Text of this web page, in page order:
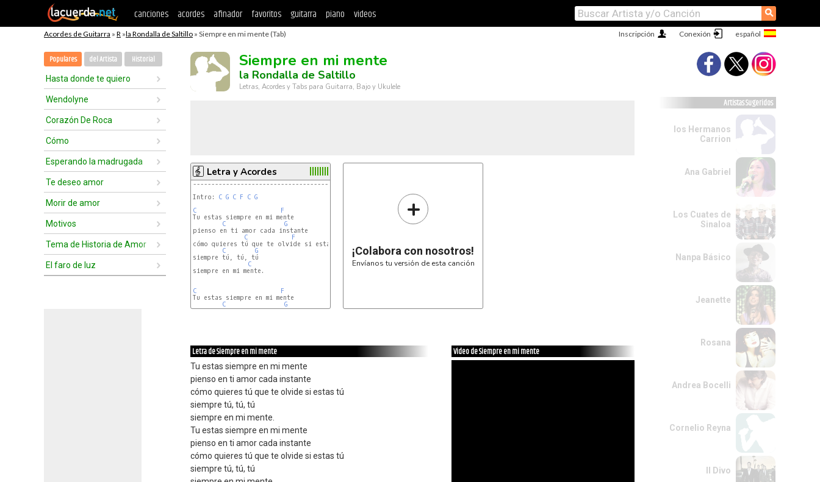
canciones acordes afinador favoritos guitarra piano videos ⚲
Acordes de Guitarra » R »la Rondalla de Saltillo » Siempre en mi mente (Tab) Conexión
Inscripción
Populares del Artista Historial
Hasta donde te quiero
Wendolyne
Corazón De Roca
Cómo
Esperando la madrugada
Te deseo amor
Morir de amor
Motivos
Tema de Historia de Amor
El faro de luz
Siempre en mi mente
la Rondalla de Saltillo
Letras, Acordes y Tabs para Guitarra, Bajo y Ukulele
Letra y Acordes
---------------------------------------------------------
Intro: C G C F C G
C
F
Tu estas siempre en mi mente
C
G
pienso en ti amor cada instante
C
F
cómo quieres tú que te olvide si estas tú
C
G
siempre tú, tú, tú
C
siempre en mi mente.
C
F
Tu estas siempre en mi mente
C
G
+
¡Colabora con nosotros!
Envíanos tu versión de esta canción
Letra de Siempre en mi mente
Tu estas siempre en mi mente
pienso en ti amor cada instante
cómo quieres tú que te olvide si estas tú
siempre tú, tú, tú
siempre en mi mente.
Tu estas siempre en mi mente
pienso en ti amor cada instante
cómo quieres tú que te olvide si estas tú
siempre tú, tú, tú
Video de Siempre en mi mente
Artistas Sugeridos
los Hermanos
Carrion
Ana Gabriel
Los Cuates de
Sinaloa
Nanpa Básico
Jeanette
Rosana
Andrea Bocelli
Cornelio Reyna
Il Divo